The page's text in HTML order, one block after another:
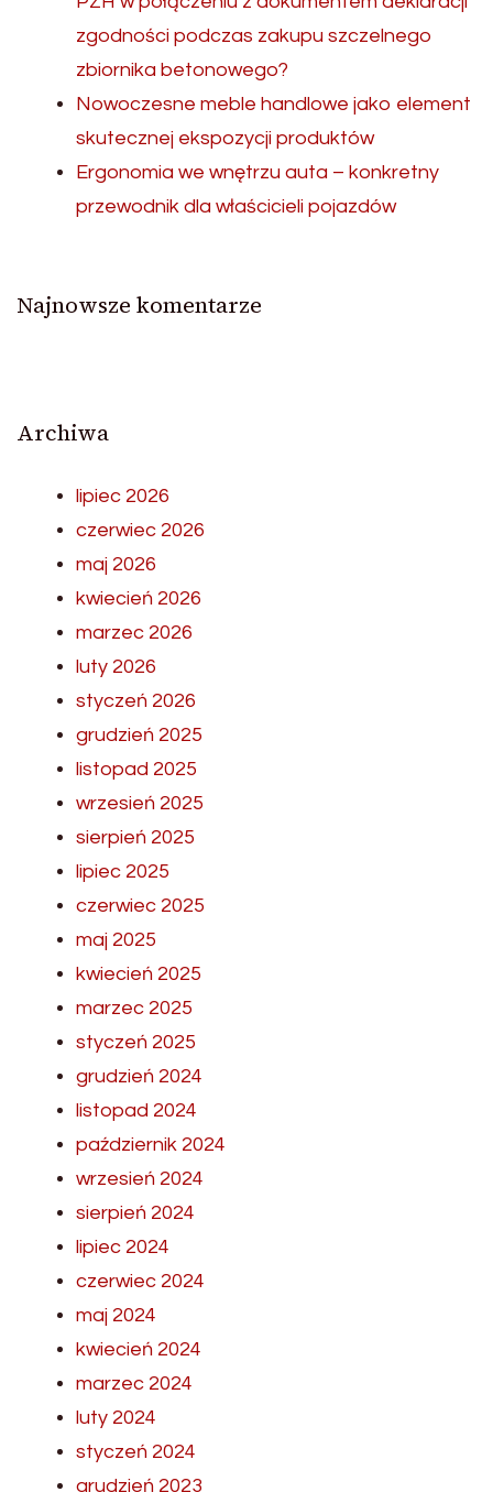
zgodności podczas zakupu szczelnego
zbiornika betonowego?
Nowoczesne meble handlowe jako element
skutecznej ekspozycji produktów
Ergonomia we wnętrzu auta – konkretny
przewodnik dla właścicieli pojazdów
Najnowsze komentarze
Archiwa
lipiec 2026
czerwiec 2026
maj 2026
kwiecień 2026
marzec 2026
luty 2026
styczeń 2026
grudzień 2025
listopad 2025
wrzesień 2025
sierpień 2025
lipiec 2025
czerwiec 2025
maj 2025
kwiecień 2025
marzec 2025
styczeń 2025
grudzień 2024
listopad 2024
październik 2024
wrzesień 2024
sierpień 2024
lipiec 2024
czerwiec 2024
maj 2024
kwiecień 2024
marzec 2024
luty 2024
styczeń 2024
grudzień 2023